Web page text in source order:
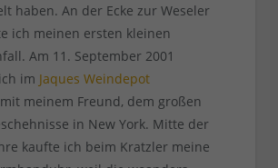
haben. An der Ecke zur Weseler
ich meinen ersten kleinen
Am 11. September 2001
im Jaques Weindepot
meinem Freund, dem großen
in New York. Mitte der
kaufte ich beim Kratzler meine